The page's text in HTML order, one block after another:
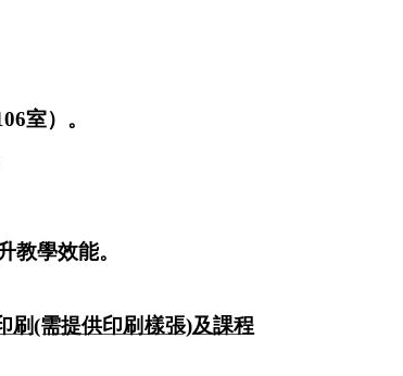
室）。
教學效能。
刷(需提供印刷樣張)及課程